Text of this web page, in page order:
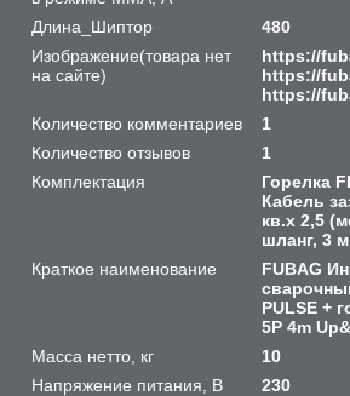
Длина_Шиптор
480
Изображение(товара нет
на сайте)
https://
https://
https://
Количество комментариев
1
Количество отзывов
1
Комплектация
Горелка
Кабель
кв.x 2,5
шланг, 3 м
Краткое наименование
FUBAG
PULSE +
5P 4m
Масса нетто, кг
10
Напряжение питания, В
230